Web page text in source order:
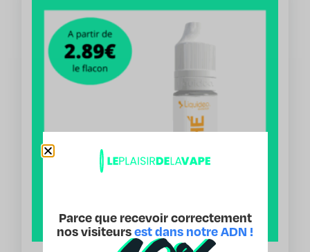
Parce que recevoir correctement
nos visiteursest dans notre ADN !